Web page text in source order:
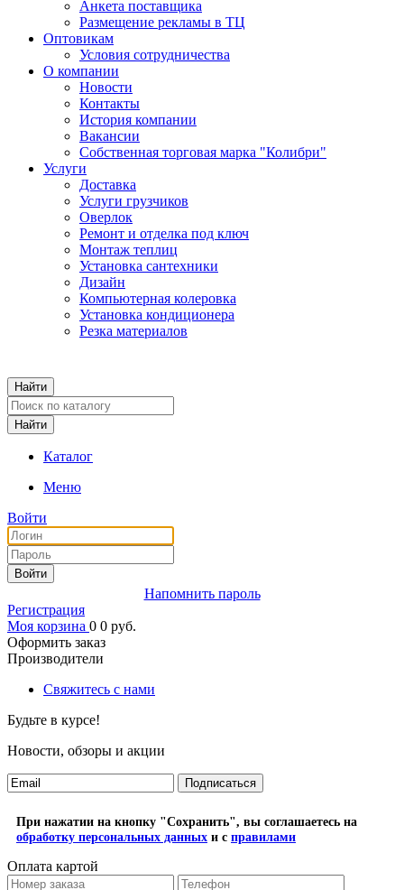
Анкета поставщика
Размещение рекламы в ТЦ
Оптовикам
Условия сотрудничества
О компании
Новости
Контакты
История компании
Вакансии
Собственная торговая марка "Колибри"
Услуги
Доставка
Услуги грузчиков
Оверлок
Ремонт и отделка под ключ
Монтаж теплиц
Установка сантехники
Дизайн
Компьютерная колеровка
Установка кондиционера
Резка материалов
Каталог
Меню
Войти
Войти
Напомнить пароль
Регистрация
Моя корзина 0 0 руб.
Оформить заказ
Производители
Свяжитесь с нами
Будьте в курсе!
Новости, обзоры и акции
Подписаться
При нажатии на кнопку "Сохранить", вы соглашаетесь на
обработку персональных данных и с правилами
Оплата картой